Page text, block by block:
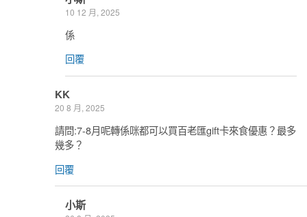
10 12 月, 2025
係
回覆
KK
20 8 月, 2025
請問:7-8月呢轉係咪都可以買百老匯gift卡來食優惠？最多
幾多？
回覆
小斯